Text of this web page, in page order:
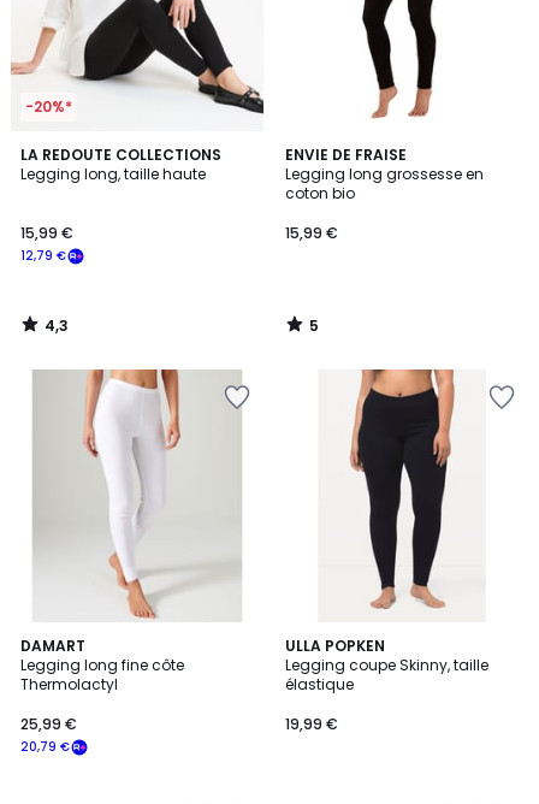
-20%*
LA REDOUTE COLLECTIONS
Legging long, taille haute
€
souscrivez
notre
programme
12,79 €
15,99 €
4,3
/ 5
4,3
/
ENVIE DE FRAISE
Legging long grossesse en
coton bio
15,99 €
5
/
5
5
/
DAMART
Legging long fine côte
Thermolactyl
20,79 €
25,99 €
3,9
/ 5
2
Couleurs
ULLA POPKEN
Legging coupe Skinny, taille
élastique
19,99 €
4,5
/ 5
9
Couleurs